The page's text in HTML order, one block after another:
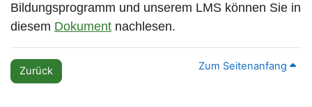
Bildungsprogramm und unserem LMS können Sie in
diesem Dokument nachlesen.
Zurück Zum Seitenanfang